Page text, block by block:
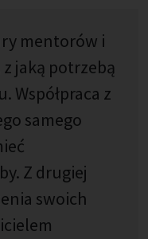
mentorów i
jaką potrzebą
Współpraca z
samego
Z drugiej
swoich